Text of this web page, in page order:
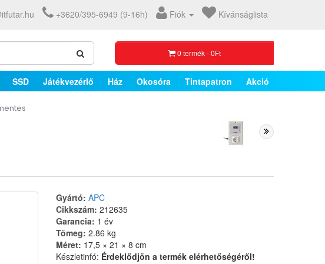
+3620/395-6949 (9-16h) Fiók Kívánságlista
0 termék - 0Ft
SSD Játékvezérlő Ház Okosóra Tintapatron Akció
Gyártó: APC
Cikkszám: 212635
Garancia: 1 év
Tömeg: 2.86 kg
Méret: 17,5 × 21 × 8 cm
Készletinfó: Érdeklődjön a termék elérhetőségéről!